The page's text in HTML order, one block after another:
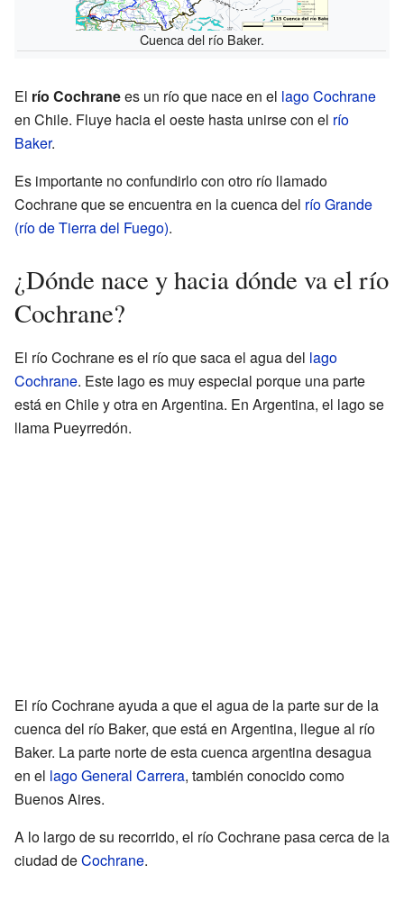
Cuenca del río Baker.
El río Cochranees un río que nace en el lago Cochrane
en Chile. Fluye hacia el oeste hasta unirse con el río
Baker.
Es importante no confundirlo con otro río llamado
Cochrane que se encuentra en la cuenca del río Grande
(río de Tierra del Fuego).
¿Dónde nace y hacia dónde va el río
Cochrane?
El río Cochrane es el río que saca el agua del lago
Cochrane. Este lago es muy especial porque una parte
está en Chile y otra en Argentina. En Argentina, el lago se
llama Pueyrredón.
El río Cochrane ayuda a que el agua de la parte sur de la
cuenca del río Baker, que está en Argentina, llegue al río
Baker. La parte norte de esta cuenca argentina desagua
en el lago General Carrera, también conocido como
Buenos Aires.
A lo largo de su recorrido, el río Cochrane pasa cerca de la
ciudad deCochrane.